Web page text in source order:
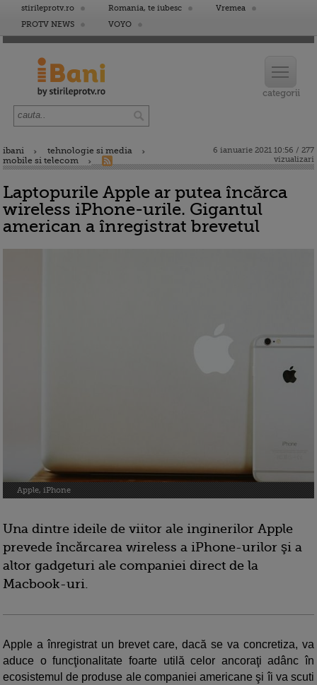
stirileprotv.ro Romania, te iubesc
Vremea
PROTV NEWS
VOYO
ibani
tehnologie si media
mobile si telecom
6 ianuarie 2021 10:56 / 277
vizualizari
Laptopurile Apple ar putea încărca
wireless iPhone-urile. Gigantul
american a înregistrat brevetul
Apple, iPhone
Una dintre ideile de viitor ale inginerilor Apple
prevede încărcarea wireless a iPhone-urilor şi a
altor gadgeturi ale companiei direct de la
Macbook-uri.
Apple a înregistrat un brevet care, dacă se va concretiza, va
aduce o funcţionalitate foarte utilă celor ancoraţi adânc în
ecosistemul de produse ale companiei americane şi îi va scuti